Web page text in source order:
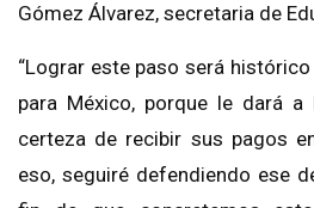
Gómez Álvarez, secretaria de
“Lograr este paso será
para México, porque le dará
certeza de recibir sus pagos
eso, seguiré defendiendo ese